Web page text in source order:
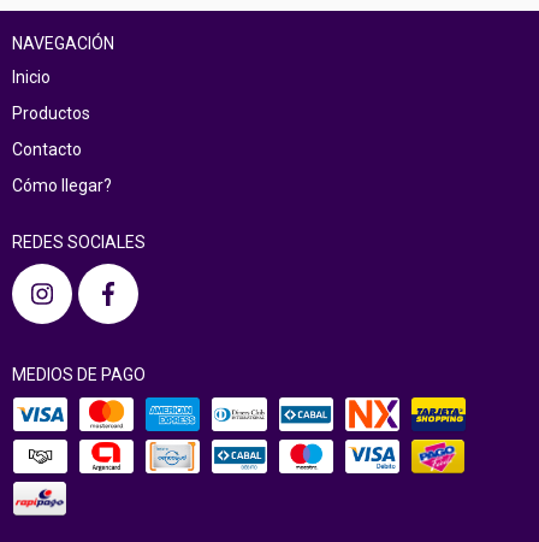
NAVEGACIÓN
Inicio
Productos
Contacto
Cómo llegar?
REDES SOCIALES
MEDIOS DE PAGO